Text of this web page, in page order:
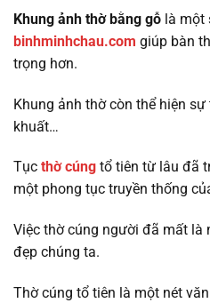
Khung ảnh thờ bằng gỗ là một
binhminhchau.com giúp bàn
trọng hơn.
Khung ảnh thờ còn thể hiện
khuất…
Tục thờ cúng tổ tiên từ lâu đã
một phong tục truyền thống
Việc thờ cúng người đã mất là
đẹp chúng ta.
Thờ cúng tổ tiên là một nét